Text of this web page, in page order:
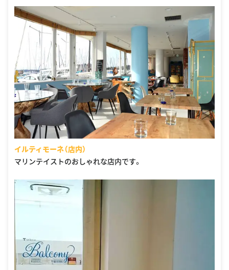
イルティモーネ（店内）
マリンテイストのおしゃれな店内です。